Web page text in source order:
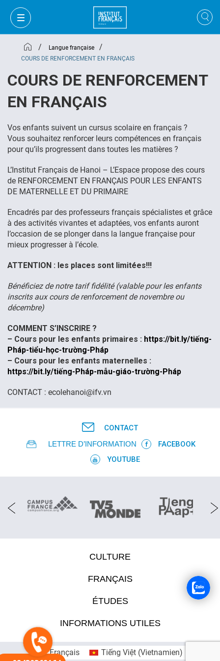
MON PANIER CONNEXION
FR
/ Langue française /
COURS DE RENFORCEMENT EN FRANÇAIS
COURS DE RENFORCEMENT
EN FRANÇAIS
Vos enfants suivent un cursus scolaire en français ?
Vous souhaitez renforcer leurs compétences en français
pour qu’ils progressent dans toutes les matières ?
L’Institut Français de Hanoi – L’Espace propose des cours
de RENFORCEMENT EN FRANÇAIS POUR LES ENFANTS
DE MATERNELLE ET DU PRIMAIRE
Encadrés par des professeurs français spécialistes et grâce
à des activités vivantes et adaptées, vos enfants auront
l’occasion de se plonger dans la langue française pour
mieux progresser à l’école.
ATTENTION : les places sont limitées!!!
Bénéficiez de notre tarif fidélité (valable pour les enfants
inscrits aux cours de renforcement de novembre ou
décembre)
COMMENT S’INSCRIRE ?
– Cours pour les enfants primaires : https://bit.ly/tiếng-
Pháp-tiểu-học-trường-Pháp
– Cours pour les enfants maternelles :
https://bit.ly/tiếng-Pháp-mẫu-giáo-trường-Pháp
CONTACT : ecolehanoi@ifv.vn
CONTACT
LETTRE D’INFORMATION
FACEBOOK
YOUTUBE
CULTURE
FRANÇAIS
ÉTUDES
INFORMATIONS UTILES
Français Tiếng Việt(Vietnamien)